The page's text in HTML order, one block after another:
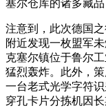
塞尔仓库的诸多藏品
注意到，此次德国
附近发现一枚盟军
克塞尔镇位于鲁尔
猛烈轰炸。此外，
一台老式光学字符
穿孔卡片分拣机因